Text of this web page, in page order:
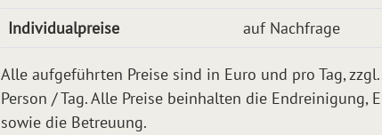
Individualpreise
auf Nachfrage
Alle aufgeführten Preise sind in Euro und pro Tag,
Person / Tag. Alle Preise beinhalten die Endreinigung,
sowie die Betreuung.